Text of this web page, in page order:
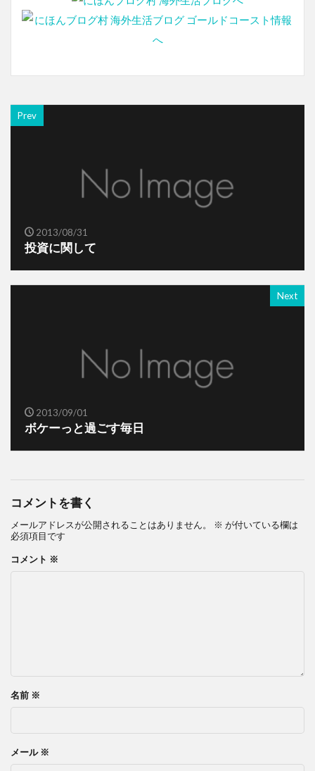
Prev
2013/08/31
投資に関して
Next
2013/09/01
ボケーっと過ごす毎日
コメントを書く
メールアドレスが公開されることはありません。 ※ が付いている欄は
必須項目です
コメント ※
名前 ※
メール ※